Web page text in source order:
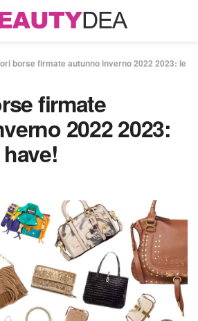
borse firmate autunno inverno 2022 2023: le
firmate
2022 2023: